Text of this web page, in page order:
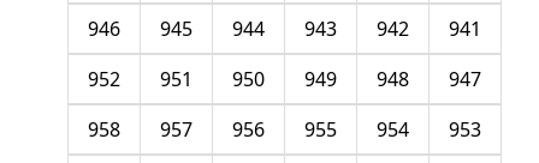
941
942
943
944
945
946
947
948
949
950
951
952
953
954
955
956
957
958